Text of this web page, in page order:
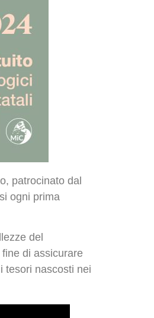
patrocinato dal
ogni prima
del
fine di assicurare
tesori nascosti nei